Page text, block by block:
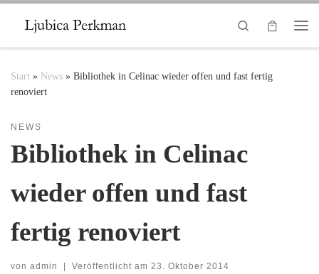
Zum Inhalt springen
Search
Start » News » Bibliothek in Celinac wieder offen und fast fertig
renoviert
NEWS
Bibliothek in Celinac
wieder offen und fast
fertig renoviert
von admin | Veröffentlicht am 23. Oktober 2014